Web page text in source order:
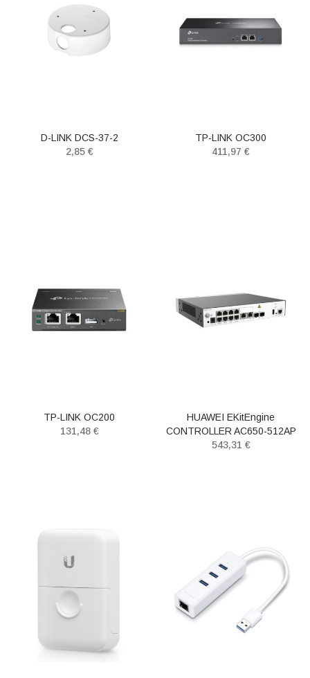
D-LINK DCS-37-2
2,85 €
TP-LINK OC300
411,97 €
TP-LINK OC200
131,48 €
HUAWEI EKitEngine
CONTROLLER AC650-512AP
543,31 €